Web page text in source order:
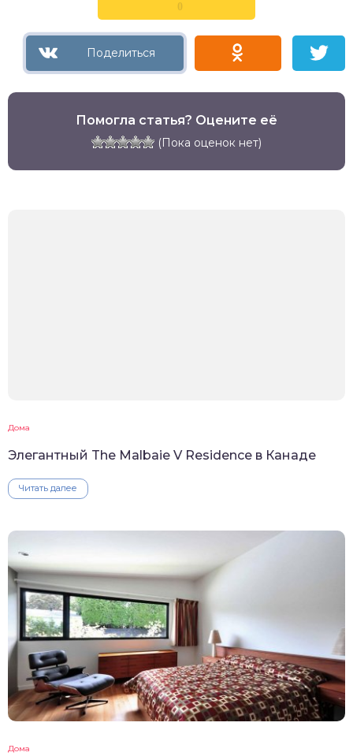
0
Помогла статья? Оцените её
(Пока оценок нет)
Дома
Элегантный The Malbaie V Residence в Канаде
Читать далее
Дома